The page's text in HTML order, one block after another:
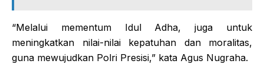
“Melalui mementum Idul Adha, juga untuk
meningkatkan nilai-nilai kepatuhan dan moralitas,
guna mewujudkan Polri Presisi,” kata Agus Nugraha.